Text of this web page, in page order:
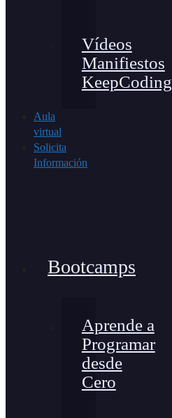
Vídeos
Manifiestos
KeepCoding
Aula
virtual
Solicita
Información
Bootcamps
Aprende a
Programar
desde
Cero